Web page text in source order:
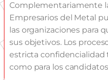
Complementariamente
Empresarios del Metal
las organizaciones para
sus objetivos. Los
estricta confidencialidad
como para los